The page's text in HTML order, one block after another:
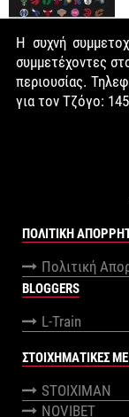
Η συχνή
συμμετέχοντες
περιουσίας.
για τον Τζόγο:
ΠΟΛΙΤΙΚΉ
Πολιτική
BLOGGERS
L-Train
ΣΤΟΙΧΗΜΑΤΙΚΕΣ ΜΕ
STOIXIMAN
NOVIBET